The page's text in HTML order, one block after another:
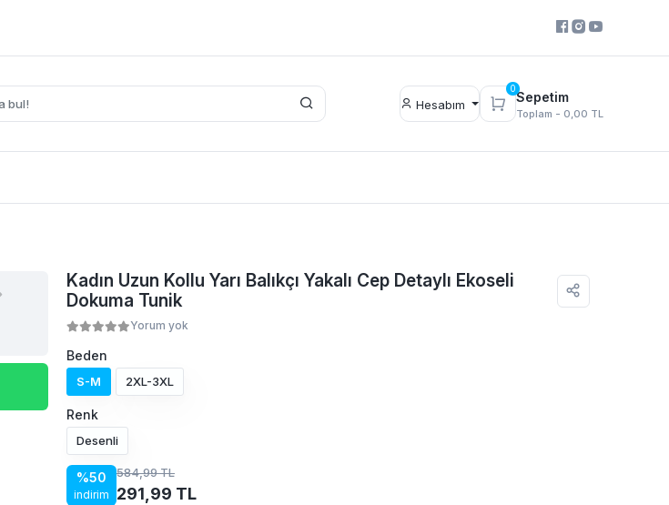
Hesabım
0
Sepetim
Toplam - 0,00 TL
Kadın Uzun Kollu Yarı Balıkçı Yakalı Cep Detaylı Ekoseli
Dokuma Tunik
Yorum yok
Beden
S-M 2XL-3XL
Renk
Desenli
%50
indirim
584,99 TL
291,99 TL